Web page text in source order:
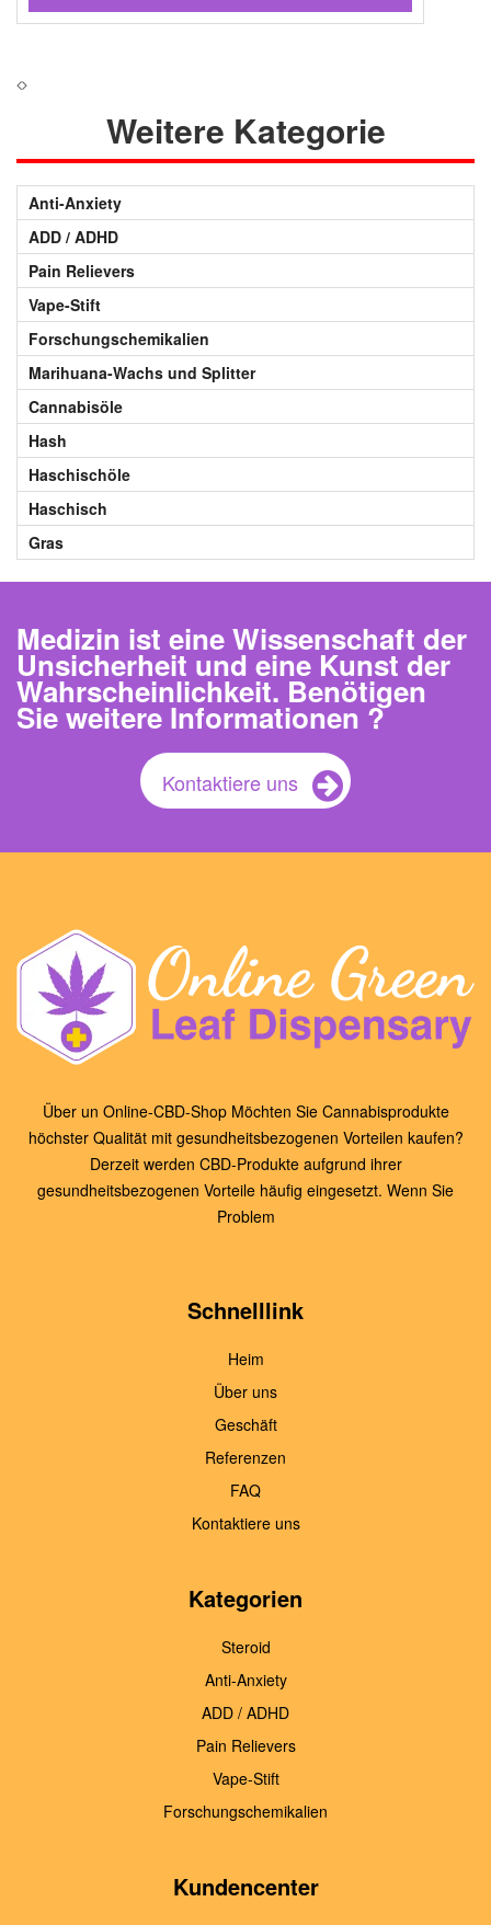
Weitere Kategorie
Anti-Anxiety
ADD / ADHD
Pain Relievers
Vape-Stift
Forschungschemikalien
Marihuana-Wachs und Splitter
Cannabisöle
Hash
Haschischöle
Haschisch
Gras
Medizin ist eine Wissenschaft der
Unsicherheit und eine Kunst der
Wahrscheinlichkeit. Benötigen
Sie weitere Informationen ?
Kontaktiere uns
Über un Online-CBD-Shop Möchten Sie Cannabisprodukte
höchster Qualität mit gesundheitsbezogenen Vorteilen kaufen?
Derzeit werden CBD-Produkte aufgrund ihrer
gesundheitsbezogenen Vorteile häufig eingesetzt. Wenn Sie
Problem
Schnelllink
Heim
Über uns
Geschäft
Referenzen
FAQ
Kontaktiere uns
Kategorien
Steroid
Anti-Anxiety
ADD / ADHD
Pain Relievers
Vape-Stift
Forschungschemikalien
Kundencenter